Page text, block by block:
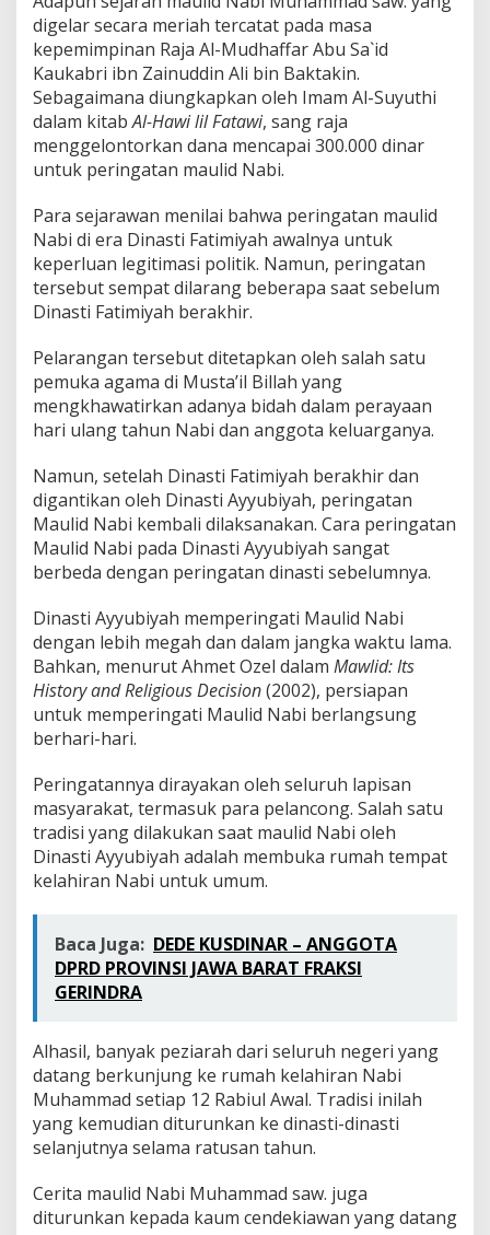
digelar secara meriah tercatat pada masa
kepemimpinan Raja Al-Mudhaffar Abu Sa`id
Kaukabri ibn Zainuddin Ali bin Baktakin.
Sebagaimana diungkapkan oleh Imam Al-Suyuthi
dalam kitabAl-Hawi lil Fatawi, sang raja
menggelontorkan dana mencapai 300.000 dinar
untuk peringatan maulid Nabi.
Para sejarawan menilai bahwa peringatan maulid
Nabi di era Dinasti Fatimiyah awalnya untuk
keperluan legitimasi politik. Namun, peringatan
tersebut sempat dilarang beberapa saat sebelum
Dinasti Fatimiyah berakhir.
Pelarangan tersebut ditetapkan oleh salah satu
pemuka agama di Musta’il Billah yang
mengkhawatirkan adanya bidah dalam perayaan
hari ulang tahun Nabi dan anggota keluarganya.
Namun, setelah Dinasti Fatimiyah berakhir dan
digantikan oleh Dinasti Ayyubiyah, peringatan
Maulid Nabi kembali dilaksanakan. Cara peringatan
Maulid Nabi pada Dinasti Ayyubiyah sangat
berbeda dengan peringatan dinasti sebelumnya.
Dinasti Ayyubiyah memperingati Maulid Nabi
dengan lebih megah dan dalam jangka waktu lama.
Bahkan, menurut Ahmet Ozel dalam Mawlid: Its
History and Religious Decision(2002), persiapan
untuk memperingati Maulid Nabi berlangsung
berhari-hari.
Peringatannya dirayakan oleh seluruh lapisan
masyarakat, termasuk para pelancong. Salah satu
tradisi yang dilakukan saat maulid Nabi oleh
Dinasti Ayyubiyah adalah membuka rumah tempat
kelahiran Nabi untuk umum.
Baca Juga: DEDE KUSDINAR – ANGGOTA
DPRD PROVINSI JAWA BARAT FRAKSI
GERINDRA
Alhasil, banyak peziarah dari seluruh negeri yang
datang berkunjung ke rumah kelahiran Nabi
Muhammad setiap 12 Rabiul Awal. Tradisi inilah
yang kemudian diturunkan ke dinasti-dinasti
selanjutnya selama ratusan tahun.
Cerita maulid Nabi Muhammad saw. juga
diturunkan kepada kaum cendekiawan yang datang